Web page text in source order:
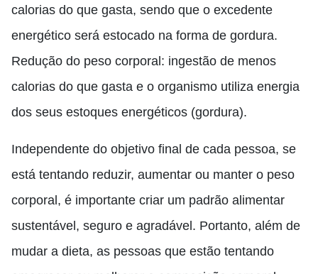
calorias do que gasta, sendo que o excedente
energético será estocado na forma de gordura.
Redução do peso corporal: ingestão de menos
calorias do que gasta e o organismo utiliza energia
dos seus estoques energéticos (gordura).
Independente do objetivo final de cada pessoa, se
está tentando reduzir, aumentar ou manter o peso
corporal, é importante criar um padrão alimentar
sustentável, seguro e agradável. Portanto, além de
mudar a dieta, as pessoas que estão tentando